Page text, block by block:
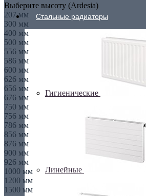
Стальные радиаторы
Гигиенические
Линейные
Выберите высоту (Ardesia)
207 мм
300 мм
400 мм
500 мм
556 мм
586 мм
600 мм
626 мм
656 мм
676 мм
750 мм
756 мм
786 мм
856 мм
876 мм
900 мм
926 мм
1000 мм
1200 мм
1500 мм